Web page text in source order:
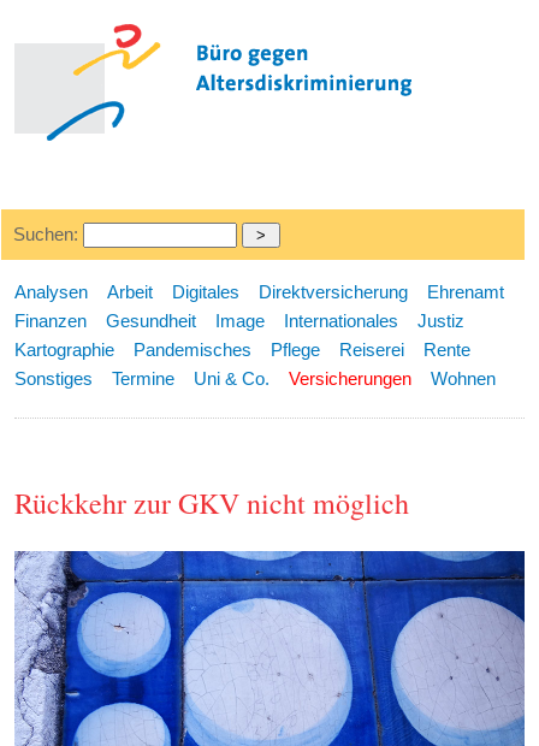
Suchen:
Analysen Arbeit Digitales Direktversicherung
Ehrenamt
Finanzen
Gesundheit Image Internationales
Justiz
Kartographie
Pandemisches Pflege Reiserei
Rente
Sonstiges
Termine Uni & Co. Versicherungen Wohnen
Rückkehr zur GKV nicht möglich